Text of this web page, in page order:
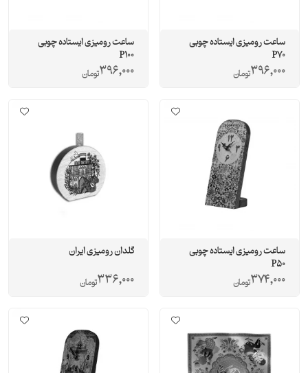
ساعت رومیزی ایستاده چوبی
P70
396,000تومان
ساعت رومیزی ایستاده چوبی
P100
396,000تومان
ساعت رومیزی ایستاده چوبی
P50
374,000تومان
گلدان رومیزی ایران
336,000تومان